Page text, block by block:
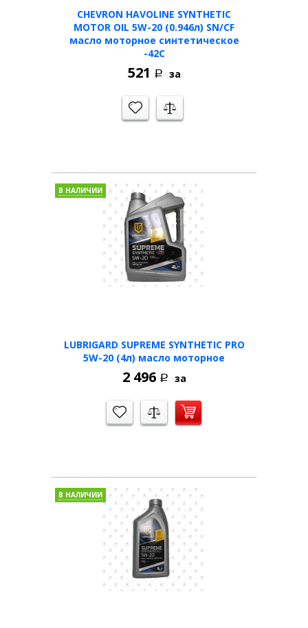
CHEVRON HAVOLINE SYNTHETIC
MOTOR OIL 5W-20 (0.946л) SN/CF
масло моторное синтетическое
-42C
521 Р за
LUBRIGARD SUPREME SYNTHETIC PRO
5W-20 (4л) масло моторное
В НАЛИЧИИ
2 496 Р за
В НАЛИЧИИ